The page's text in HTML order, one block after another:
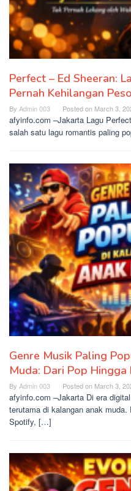
Perfect – Ed Sheeran:
Pernah Kehilangan
By Admin 003 Posted on March 3,
afyinfo.com –Jakarta Lagu
salah satu lagu romantis paling
Genre Musik Paling
Muda: Dari Pop Hingga
By Admin 003 Posted on March 3,
afyinfo.com –Jakarta Di era
terutama di kalangan anak
Spotify, […]